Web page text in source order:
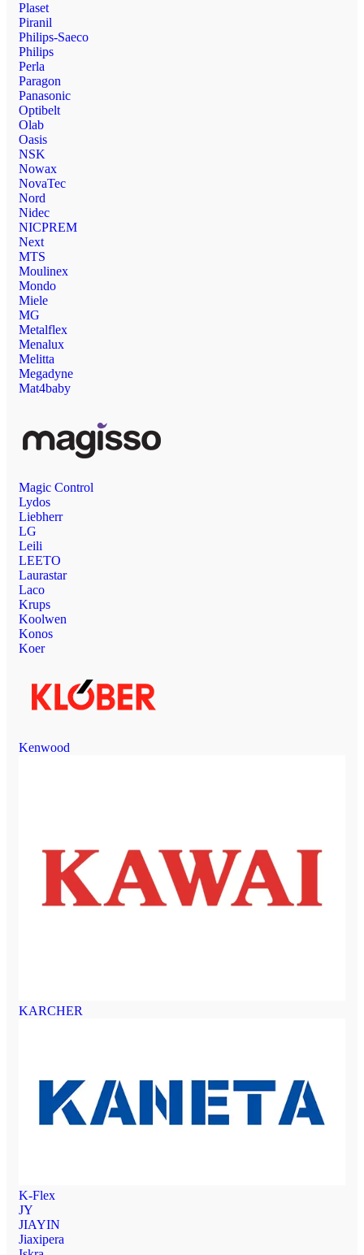
Plaset
Piranil
Philips-Saeco
Philips
Perla
Paragon
Panasonic
Optibelt
Olab
Oasis
NSK
Nowax
NovaTec
Nord
Nidec
NICPREM
Next
MTS
Moulinex
Mondo
Miele
MG
Metalflex
Menalux
Melitta
Megadyne
Mat4baby
Magic Control
Lydos
Liebherr
LG
Leili
LEETO
Laurastar
Laco
Krups
Koolwen
Konos
Koer
Kenwood
KARCHER
K-Flex
JY
JIAYIN
Jiaxipera